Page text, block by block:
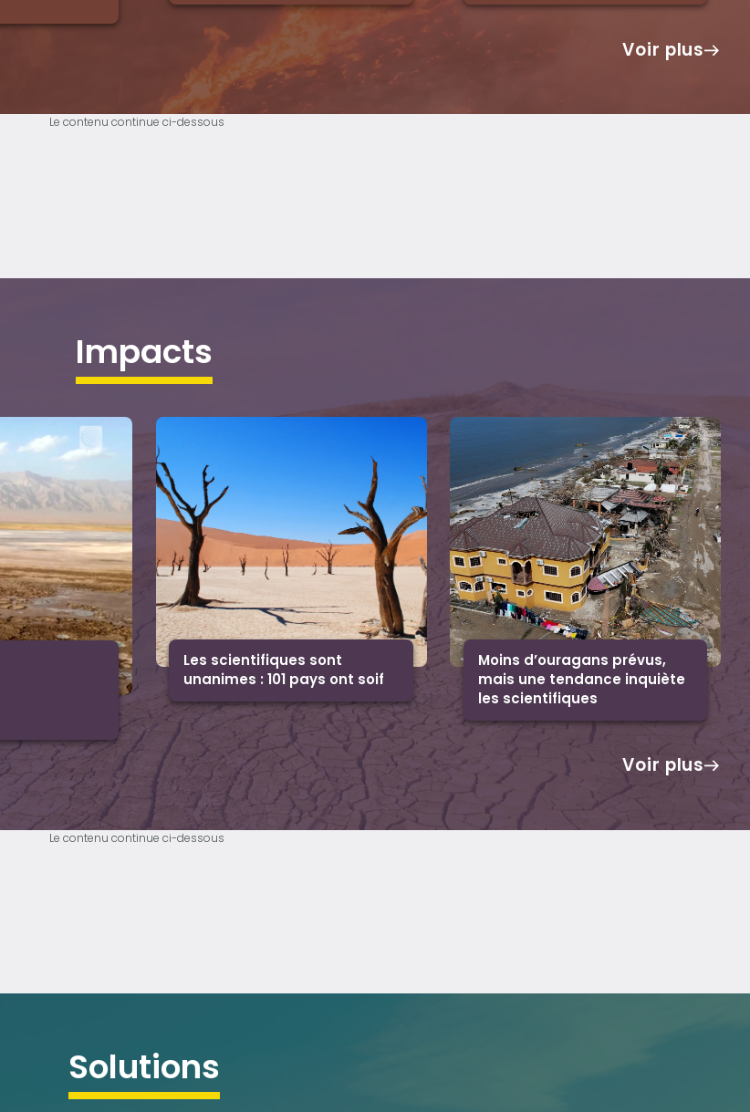
Voir plus
Le contenu continue ci-dessous
impacts
Les scientifiques sont
unanimes : 101 pays ont soif
Moins d’ouragans prévus,
mais une tendance inquiète
les scientifiques
Voir plus
Le contenu continue ci-dessous
solutions